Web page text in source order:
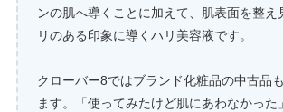
ンの肌へ導くことに加えて、肌表面を整え
リのある印象に導くハリ美容液です。
クローバー8ではブランド化粧品の中古品
ます。「使ってみたけど肌にあわなかった